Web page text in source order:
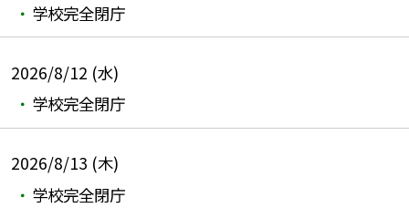
学校完全閉庁
2026/8/12 (水)
学校完全閉庁
2026/8/13 (木)
学校完全閉庁